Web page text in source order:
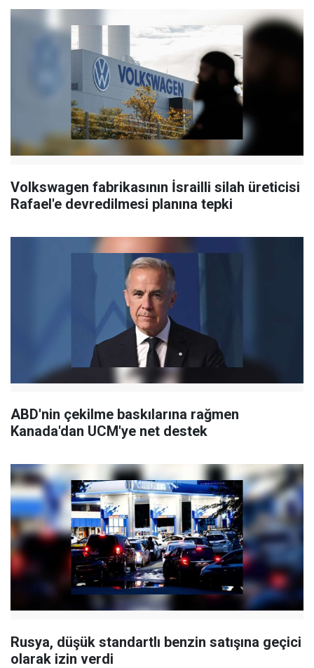
Volkswagen fabrikasının İsrailli silah üreticisi
Rafael'e devredilmesi planına tepki
ABD'nin çekilme baskılarına rağmen
Kanada'dan UCM'ye net destek
Rusya, düşük standartlı benzin satışına geçici
olarak izin verdi